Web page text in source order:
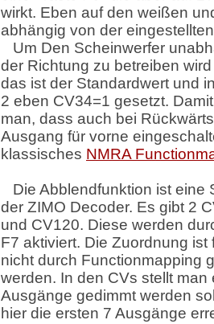
wirkt. Eben auf den weißen
abhängig von der
Um Den Scheinwerfer
der Richtung zu betreiben
das ist der Standardwert und
2 eben CV34=1 gesetzt.
man, dass auch bei
Ausgang für vorne
klassisches NMRA
Die Abblendfunktion ist eine
der ZIMO Decoder. Es gibt 2
und CV120. Diese werden
F7 aktiviert. Die Zuordnung ist
nicht durch Functionmapping
werden. In den CVs stellt man
Ausgänge gedimmt werden
hier die ersten 7 Ausgänge